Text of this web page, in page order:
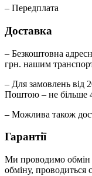
– Передплата
Доставка
– Безкоштовна
грн. нашим
– Для замовлень від
Поштою – не більше
– Можлива також
Гарантії
Ми проводимо обмін
обміну, проводиться